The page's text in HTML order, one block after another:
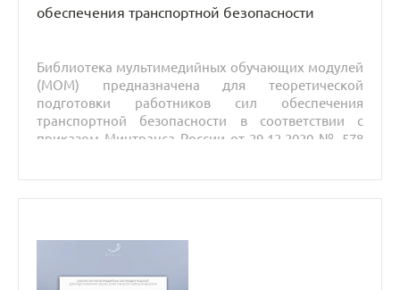
обеспечения транспортной безопасности
Библиотека мультимедийных обучающих модулей
(МОМ) предназначена для теоретической
подготовки работников сил обеспечения
транспортной безопасности в соответствии с
приказом Минтранса России от 29.12.2020 № 578